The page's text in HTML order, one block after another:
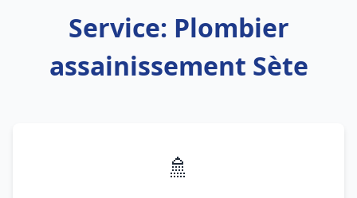
Service: Plombier
assainissement Sète
🚿